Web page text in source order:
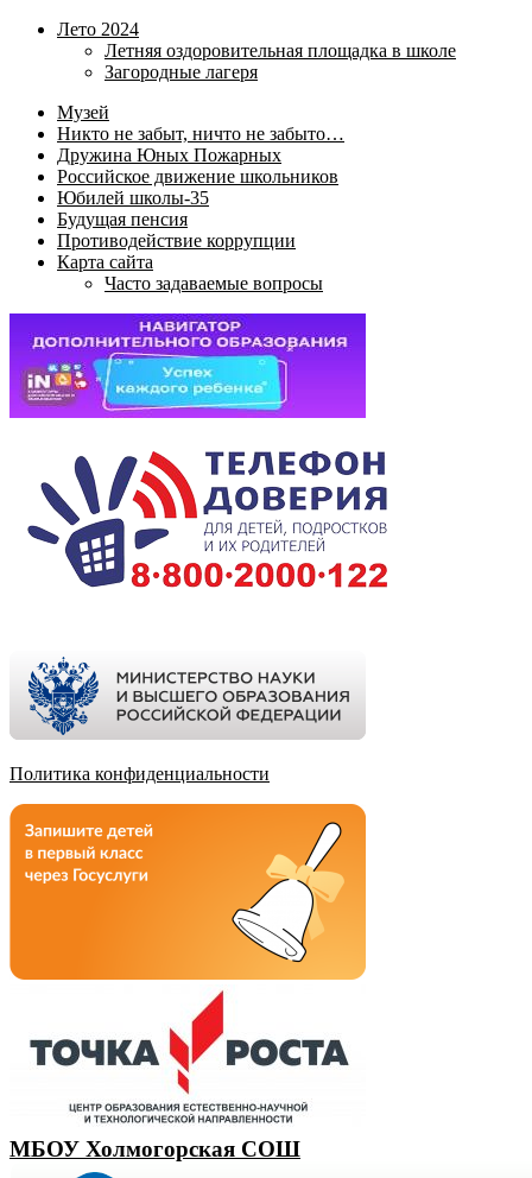
Лето 2024
Летняя оздоровительная площадка в школе
Загородные лагеря
Музей
Никто не забыт, ничто не забыто…
Дружина Юных Пожарных
Российское движение школьников
Юбилей школы-35
Будущая пенсия
Противодействие коррупции
Карта сайта
Часто задаваемые вопросы
Политика конфиденциальности
МБОУ Холмогорская СОШ